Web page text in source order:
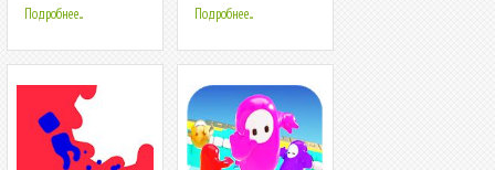
Подробнее... Подробнее...